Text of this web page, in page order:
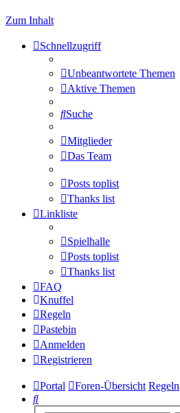
Zum Inhalt
Schnellzugriff
Unbeantwortete Themen
Aktive Themen
Suche
Mitglieder
Das Team
Posts toplist
Thanks list
Linkliste
Spielhalle
Posts toplist
Thanks list
FAQ
Knuffel
Regeln
Pastebin
Anmelden
Registrieren
Portal Foren-Übersicht Regeln
Suche